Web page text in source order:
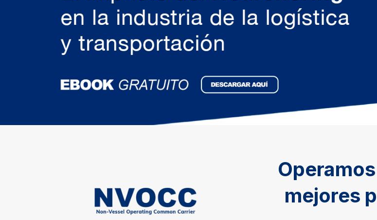
mejores